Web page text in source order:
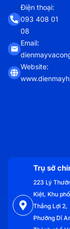
Điện thoại:
093 408 01
08
Email:
Website:
Trụ sở
223 Lý
Kiệt, Khu phố
Thắng Lợi 2,
Phường Dĩ